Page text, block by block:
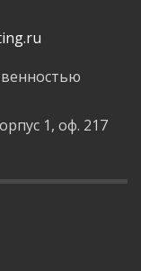
1, оф. 217